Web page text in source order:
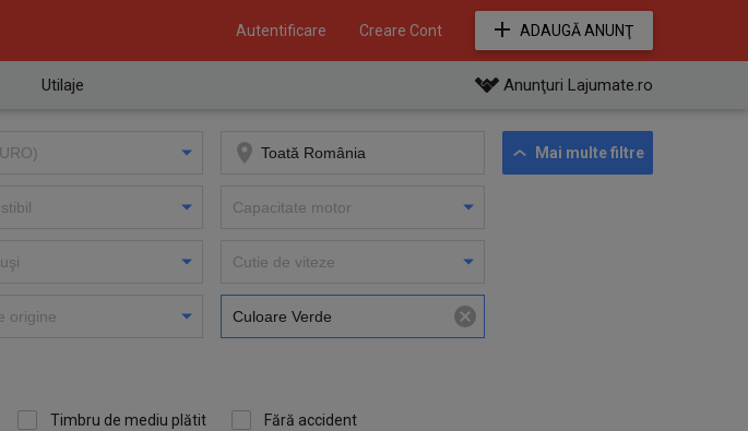
Autentificare Creare Cont ADAUGĂ ANUNŢ
Utilaje Anunţuri Lajumate.ro
Mai multe filtre
Timbru de mediu plătit
Fără accident